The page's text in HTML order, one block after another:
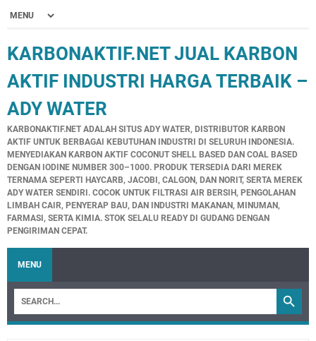
KARBONAKTIF.NET JUAL KARBON
AKTIF INDUSTRI HARGA TERBAIK –
ADY WATER
KARBONAKTIF.NET ADALAH SITUS ADY WATER, DISTRIBUTOR KARBON
AKTIF UNTUK BERBAGAI KEBUTUHAN INDUSTRI DI SELURUH INDONESIA.
MENYEDIAKAN KARBON AKTIF COCONUT SHELL BASED DAN COAL BASED
DENGAN IODINE NUMBER 300–1000. PRODUK TERSEDIA DARI MEREK
TERNAMA SEPERTI HAYCARB, JACOBI, CALGON, DAN NORIT, SERTA MEREK
ADY WATER SENDIRI. COCOK UNTUK FILTRASI AIR BERSIH, PENGOLAHAN
LIMBAH CAIR, PENYERAP BAU, DAN INDUSTRI MAKANAN, MINUMAN,
FARMASI, SERTA KIMIA. STOK SELALU READY DI GUDANG DENGAN
PENGIRIMAN CEPAT.
MENU